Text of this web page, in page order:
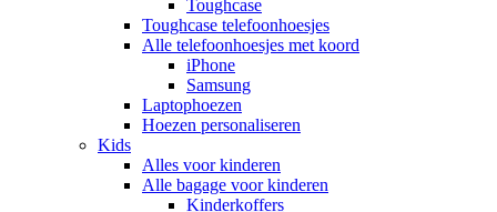
Toughcase
Toughcase telefoonhoesjes
Alle telefoonhoesjes met koord
iPhone
Samsung
Laptophoezen
Hoezen personaliseren
Kids
Alles voor kinderen
Alle bagage voor kinderen
Kinderkoffers